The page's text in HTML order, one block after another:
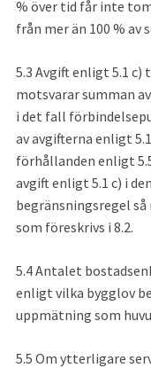
% över tid får inte
från mer än 100 % av
5.3 Avgift enligt 5.1
motsvarar summan
i det fall
av avgifterna enligt
förhållanden enligt
avgift enligt 5.1 c) i
begränsningsregel så
som föreskrivs i 8.2.
5.4Antalet
enligt vilka bygglov
uppmätning som
5.5 Om ytterligare